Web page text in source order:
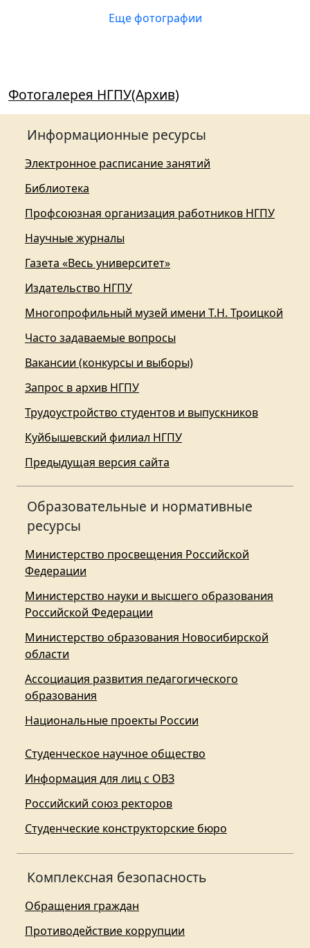
Еще фотографии
Фотогалерея НГПУ(Архив)
Информационные ресурсы
Электронное расписание занятий
Библиотека
Профсоюзная организация работников НГПУ
Научные журналы
Газета «Весь университет»
Издательство НГПУ
Многопрофильный музей имени Т.Н. Троицкой
Часто задаваемые вопросы
Вакансии (конкурсы и выборы)
Запрос в архив НГПУ
Трудоустройство студентов и выпускников
Куйбышевский филиал НГПУ
Предыдущая версия сайта
Образовательные и нормативные
ресурсы
Министерство просвещения Российской
Федерации
Министерство науки и высшего образования
Российской Федерации
Министерство образования Новосибирской
области
Ассоциация развития педагогического
образования
Национальные проекты России
Студенческое научное общество
Информация для лиц с ОВЗ
Российский союз ректоров
Студенческие конструкторские бюро
Комплексная безопасность
Обращения граждан
Противодействие коррупции